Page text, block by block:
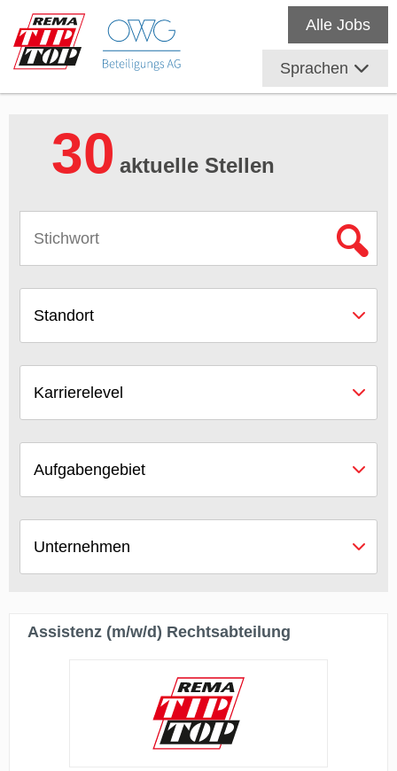
Alle Jobs
Sprachen
30 aktuelle Stellen
Standort
Karrierelevel
Aufgabengebiet
Unternehmen
Assistenz (m/w/d) Rechtsabteilung